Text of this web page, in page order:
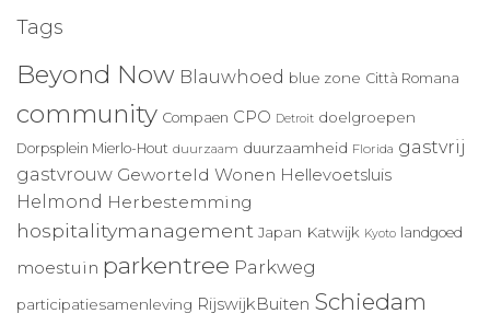
Tags
Beyond Now Blauwhoed blue zone Città Romana
community Compaen CPO Detroit doelgroepen
Dorpsplein Mierlo-Hout duurzaam duurzaamheid Florida gastvrij
gastvrouw Geworteld Wonen Hellevoetsluis
Helmond Herbestemming
hospitalitymanagement Japan Katwijk Kyoto landgoed
moestuin parkentree Parkweg
participatiesamenleving RijswijkBuiten Schiedam